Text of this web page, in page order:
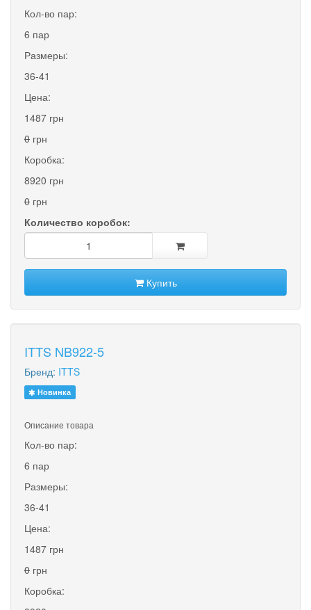
Кол-во пар:
6 пар
Размеры:
36-41
Цена:
1487 грн
0 грн
Коробка:
8920 грн
0 грн
Количество коробок:
Купить
ITTS NB922-5
Бренд: ITTS
Новинка
Описание товара
Кол-во пар:
6 пар
Размеры:
36-41
Цена:
1487 грн
0 грн
Коробка: